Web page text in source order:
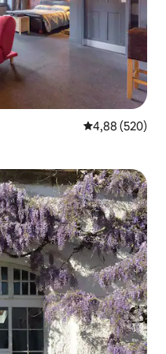
Gemiddelde
4,88 (520)